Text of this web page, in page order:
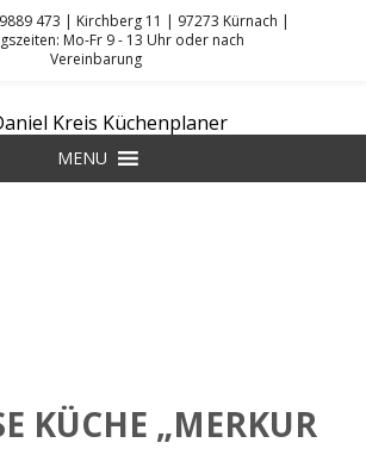
KÜCHENPLANER
MENU
KÜCHE „MERKUR
473 | Kirchberg 11 | 97273 Kürnach |
Mo-Fr 9 - 13 Uhr oder nach
Vereinbarung